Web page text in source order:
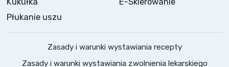
Płukanie uszu
Zasady i warunki wystawiania recepty
Zasady i warunki wystawiania zwolnienia lekarskiego